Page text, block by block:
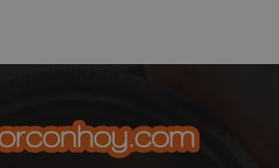
YouTube
.youtube.com